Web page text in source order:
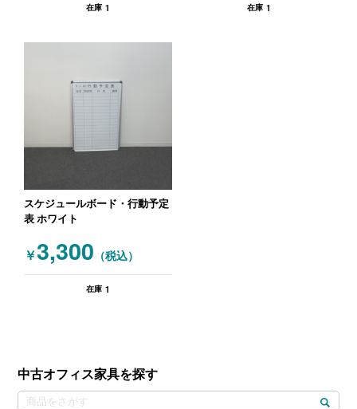
中古オフィス家具を探す
在庫 1 在庫 1
スケジュールボード・行動予定
表 ホワイト
￥3,300 （税込）
在庫 1